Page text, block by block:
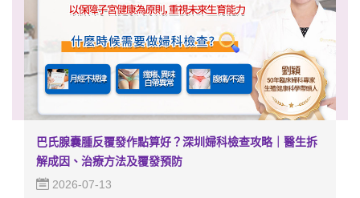
巴氏腺囊腫反覆發作點算好？深圳婦科檢查攻略｜醫生拆
解成因、治療方法及覆發預防
2026-07-13